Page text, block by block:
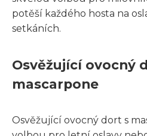
potěší každého hosta na
setkáních.
Osvěžující ovocný
mascarpone
Osvěžující ovocný dort s